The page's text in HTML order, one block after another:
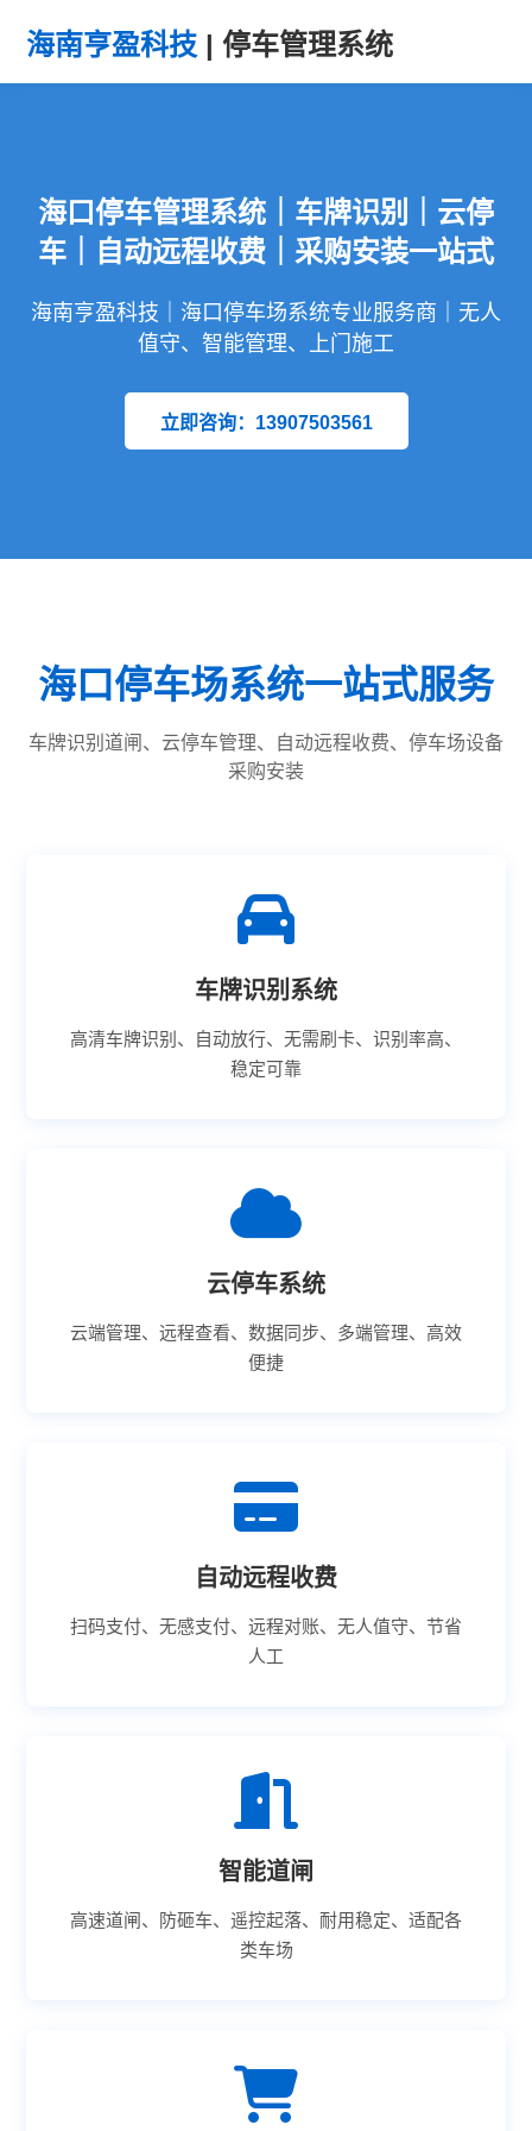
海南亨盈科技 | 停车管理系统
海口停车管理系统｜车牌识别｜云停
车｜自动远程收费｜采购安装一站式
海南亨盈科技｜海口停车场系统专业服务商｜无人
值守、智能管理、上门施工
立即咨询：13907503561
海口停车场系统一站式服务
车牌识别道闸、云停车管理、自动远程收费、停车场设备
采购安装
车牌识别系统
高清车牌识别、自动放行、无需刷卡、识别率高、
稳定可靠
云停车系统
云端管理、远程查看、数据同步、多端管理、高效
便捷
自动远程收费
扫码支付、无感支付、远程对账、无人值守、节省
人工
智能道闸
高速道闸、防砸车、遥控起落、耐用稳定、适配各
类车场